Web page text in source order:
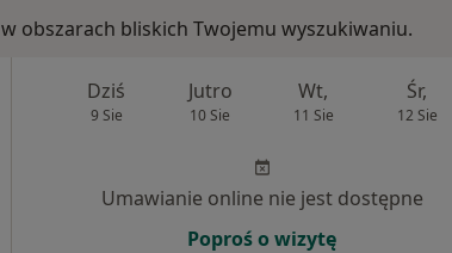
obszarach bliskich Twojemu wyszukiwaniu.
Dziś
9 Sie
Jutro
10 Sie
Wt,
11 Sie
Śr,
12 Sie
Umawianie online nie jest dostępne
Poproś o wizytę